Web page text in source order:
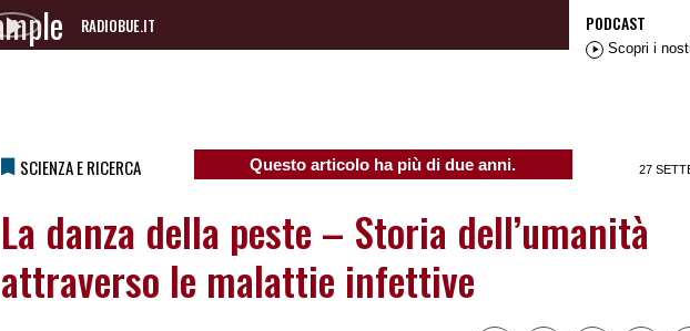
RADIOBUE.IT
Audio
PODCAST
Scopri i
SCIENZA E RICERCA Questo articolo ha più di due anni. 27
La danza della peste – Storia dell’umanità
attraverso le malattie infettive